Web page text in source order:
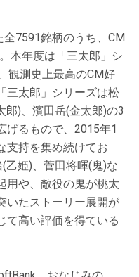
7591銘柄のうち、CM
本年度は「三太郎」シ
観測史上最高のCM好
三太郎」シリーズは松
郎)、濱田岳(金太郎)の3
げるもので、2015年1
支持を集め続けてお
乙姫)、菅田将暉(鬼)な
用や、敵役の鬼が桃太
いたストーリー展開が
て高い評価を得ている